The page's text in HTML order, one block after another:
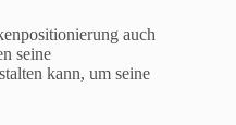
auch
seine
kann, um seine